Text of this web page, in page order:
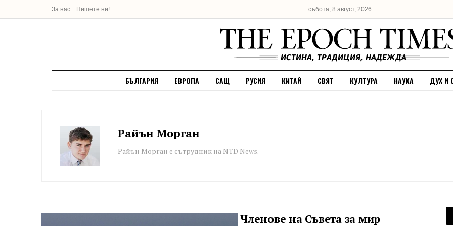
За нас Пишете ни! събота, 8 август, 2026
БЪЛГАРИЯ ЕВРОПА САЩ РУСИЯ КИТАЙ СВЯТ КУЛТУРА НАУКА ДУХ И
Райън Морган
Райън Морган е сътрудник на NTD News.
Членове на Съвета за мир